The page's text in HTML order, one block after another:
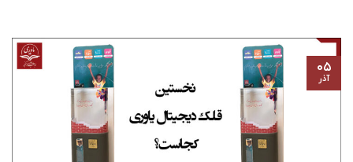
۰۵
آذر